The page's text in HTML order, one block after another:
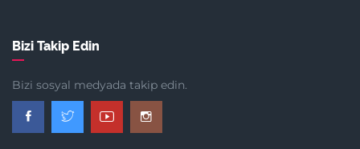
Bizi Takip Edin
Bizi sosyal medyada takip edin.